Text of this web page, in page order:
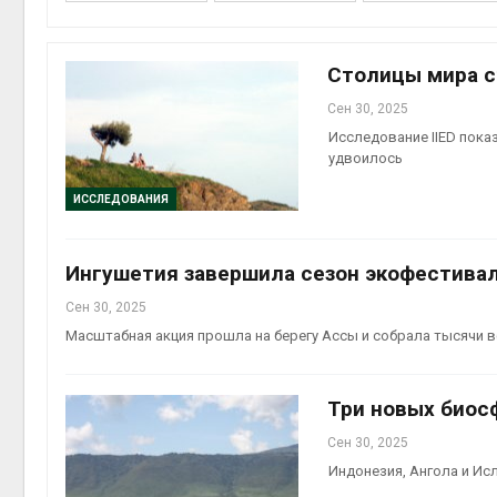
ИССЛЕДОВАНИЯ
Столицы мира
Сен 30, 2025
Исследование IIED
удвоилось
Ингушетия завершила сезон
Сен 30, 2025
Масштабная акция прошла на берегу Ассы и собрала тысячи
Три новых
Сен 30, 2025
Индонезия, Ангола и